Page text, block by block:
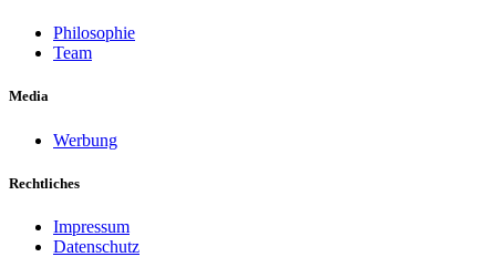
Philosophie
Team
Media
Werbung
Rechtliches
Impressum
Datenschutz